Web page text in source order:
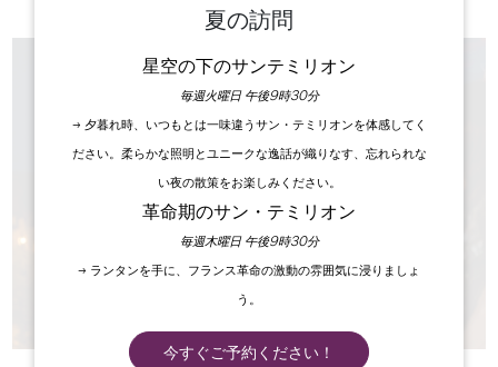
夏の訪問
星空の下のサンテミリオン
毎週火曜日 午後9時30分
→ 夕暮れ時、いつもとは一味違うサン・テミリオンを体感してく
ださい。柔らかな照明とユニークな逸話が織りなす、忘れられな
い夜の散策をお楽しみください。
革命期のサン・テミリオン
毎週木曜日 午後9時30分
→ ランタンを手に、フランス革命の激動の雰囲気に浸りましょ
う。
今すぐご予約ください！